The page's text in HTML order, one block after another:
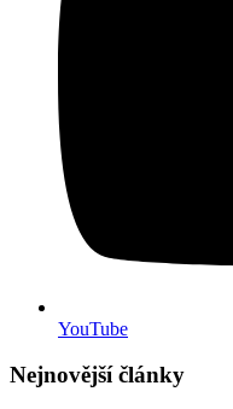
YouTube
Nejnovější články